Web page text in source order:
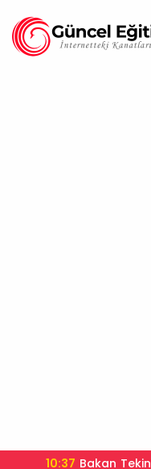
10:37